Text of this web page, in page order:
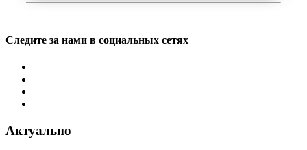
Следите за нами в социальных сетях
Актуально